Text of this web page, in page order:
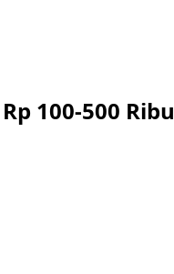
100-500 Ribu